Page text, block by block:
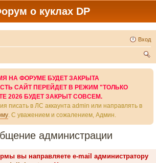
о куклах DP
Вход
НА ФОРУМЕ БУДЕТ ЗАКРЫТА
САЙТ ПЕРЕЙДЕТ В РЕЖИМ "ТОЛЬКО
2026 БУДЕТ ЗАКРЫТ СОВСЕМ.
писать в ЛС аккаунта admin или направлять в
. С уважением и сожалением, Админ.
администрации
вы направляете e-mail администратору